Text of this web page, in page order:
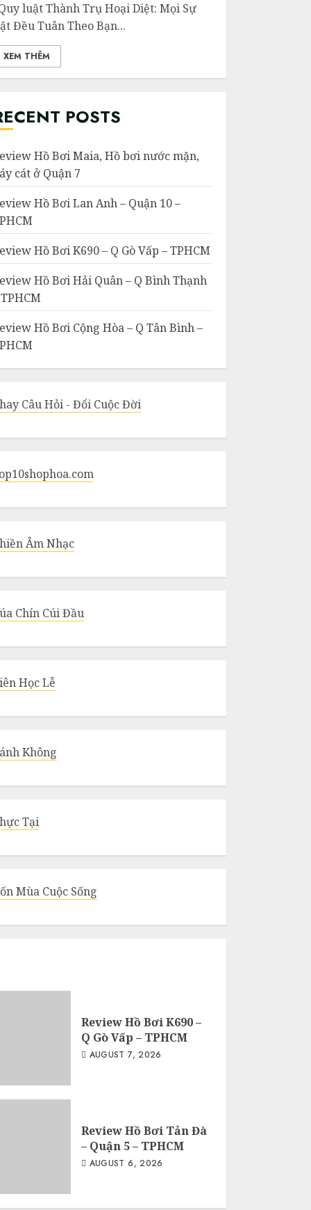
luật Thành Trụ Hoại Diệt: Mọi Sự
Đều Tuân Theo Bạn...
XEM THÊM
POSTS
Hồ Bơi Maia, Hồ bơi nước mặn,
cát ở Quận 7
Hồ Bơi Lan Anh – Quận 10 –
Hồ Bơi K690 – Q Gò Vấp – TPHCM
Hồ Bơi Hải Quân – Q Bình Thạnh
Hồ Bơi Cộng Hòa – Q Tân Bình –
Câu Hỏi - Đổi Cuộc Đời
Âm Nhạc
Chín Cúi Đầu
Học Lễ
Không
Tại
Mùa Cuộc Sống
Review Hồ Bơi K690 –
Q Gò Vấp – TPHCM
AUGUST 7, 2026
Review Hồ Bơi Tản Đà
– Quận 5 – TPHCM
AUGUST 6, 2026